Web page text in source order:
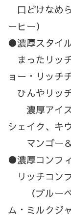
口どけなめ
ーヒー）
●濃厚スタイ
まったリッ
ョー・リッチ
ひんやリッ
濃厚アイス
シェイク、キ
マンゴー＆
●濃厚コンフ
リッチコン
（ブルーベ
ム・ミルクジャ